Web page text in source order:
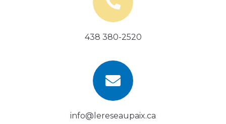
438 380-2520
info@lereseaupaix.ca